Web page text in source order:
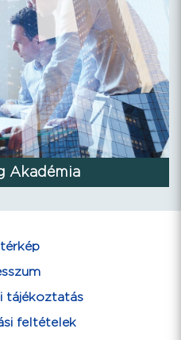
Akadémia
tájékoztatás
feltételek